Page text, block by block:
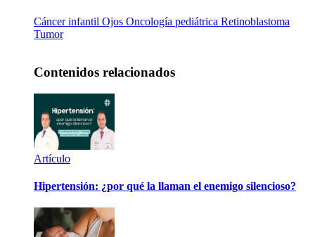
Cáncer infantil Ojos Oncología pediátrica Retinoblastoma
Tumor
Contenidos relacionados
Artículo
Hipertensión: ¿por qué la llaman el enemigo silencioso?